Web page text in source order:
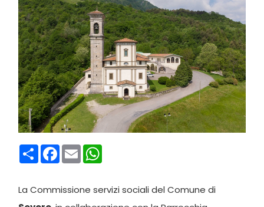
CondividiFacebook
Email
La Commissione servizi sociali del Comune di